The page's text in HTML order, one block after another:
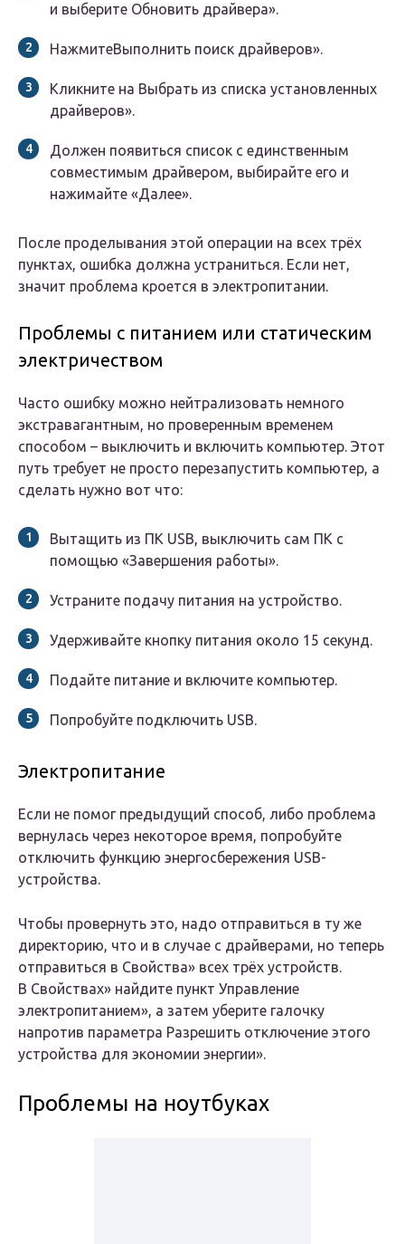
и выберите Обновить драйвера».
НажмитеВыполнить поиск драйверов».
Кликните на Выбрать из списка установленных
драйверов».
Должен появиться список с единственным
совместимым драйвером, выбирайте его и
нажимайте «Далее».
После проделывания этой операции на всех трёх
пунктах, ошибка должна устраниться. Если нет,
значит проблема кроется в электропитании.
Проблемы с питанием или статическим
электричеством
Часто ошибку можно нейтрализовать немного
экстравагантным, но проверенным временем
способом – выключить и включить компьютер. Этот
путь требует не просто перезапустить компьютер, а
сделать нужно вот что:
Вытащить из ПК USB, выключить сам ПК с
помощью «Завершения работы».
Устраните подачу питания на устройство.
Удерживайте кнопку питания около 15 секунд.
Подайте питание и включите компьютер.
Попробуйте подключить USB.
Электропитание
Если не помог предыдущий способ, либо проблема
вернулась через некоторое время, попробуйте
отключить функцию энергосбережения USB-
устройства.
Чтобы провернуть это, надо отправиться в ту же
директорию, что и в случае с драйверами, но теперь
отправиться в Свойства» всех трёх устройств.
В Свойствах» найдите пункт Управление
электропитанием», а затем уберите галочку
напротив параметра Разрешить отключение этого
устройства для экономии энергии».
Проблемы на ноутбуках